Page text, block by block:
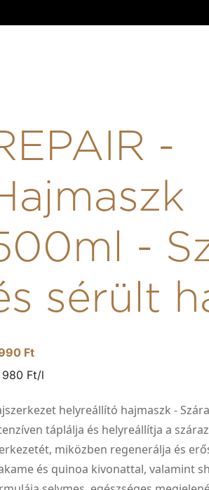
ÉS SÉRÜLT HAJRA
-
-
sérült
Ft
980 Ft/l
helyreállító hajmaszk -
táplálja és helyreállítja a
miközben regenerálja és
és quinoa kivonattal, valamint